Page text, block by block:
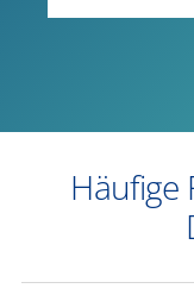
Häufige